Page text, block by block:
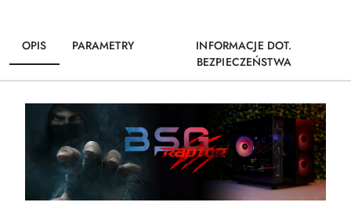
OPIS PARAMETRY
INFORMACJE DOT.
BEZPIECZEŃSTWA